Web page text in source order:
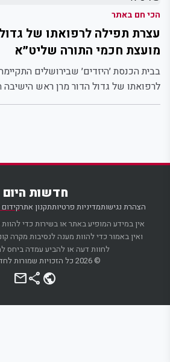
הכי חם באתר
עצרת תפילה לרפואתו של
מועצת חכמי התורה שליט״א
בבית הכנסת ׳היזדים׳ שבירושלים
לרפואתו של גדול הדור מרן ראש
חדשות היום
הצהרת נגישותמדיניות פרטיותתקנון אתר
אין במידע המופיע באתר או בשירות כדי להוות
ואין באמור כדי להוות מענה לנסיבות מקרה
לחוות דעה או להביע עמדה ביחס
© 2026 כל הזכויות שמורות לחדשות היום
public
share
mail